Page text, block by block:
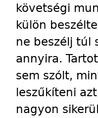
követségi
külön
ne beszélj túl
annyira.
sem szólt,
leszűkíteni
nagyon